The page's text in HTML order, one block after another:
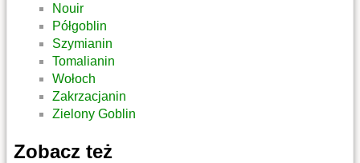
Nouir
Półgoblin
Szymianin
Tomalianin
Wołoch
Zakrzacjanin
Zielony Goblin
Zobacz też